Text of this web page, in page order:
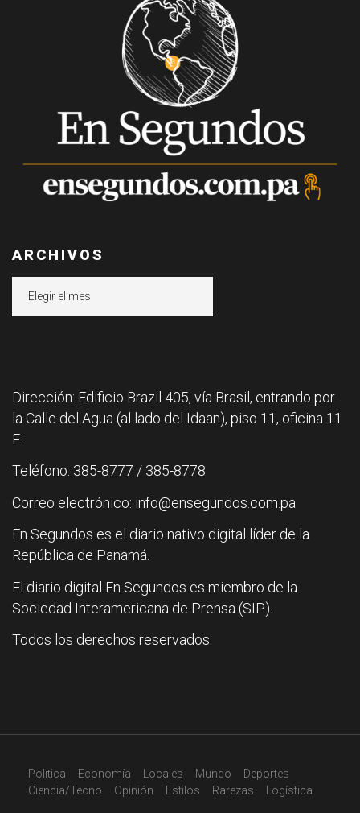
ARCHIVOS
Dirección: Edificio Brazil 405, vía Brasil, entrando por
la Calle del Agua (al lado del Idaan), piso 11, oficina 11
F.
Teléfono: 385-8777 / 385-8778
Correo electrónico: info@ensegundos.com.pa
En Segundos es el diario nativo digital líder de la
República de Panamá.
El diario digital En Segundos es miembro de la
Sociedad Interamericana de Prensa (SIP).
Todos los derechos reservados.
Política Economía Locales Mundo
Deportes
Ciencia/Tecno
Opinión Estilos Rarezas Logística